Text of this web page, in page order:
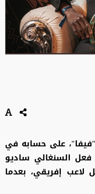
"فيفا"، على حسابه في
السنغالي ساديو
لاعب إفريقي، بعدما